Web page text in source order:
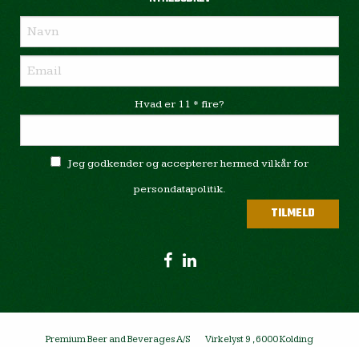
Hvad er 11 * fire?
Jeg godkender og accepterer hermed vilkår for
persondatapolitik.
Premium Beer and Beverages A/S
Virkelyst 9 , 6000 Kolding